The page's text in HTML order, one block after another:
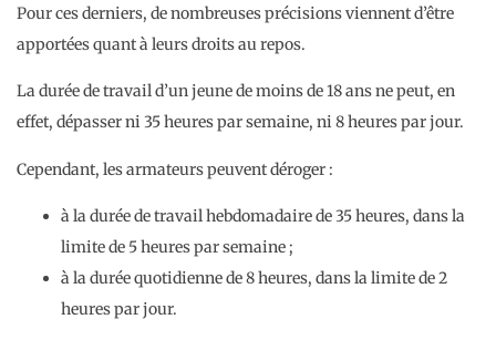
Pour ces derniers, de nombreuses précisions viennent d’être
apportées quant à leurs droits au repos.
La durée de travail d’un jeune de moins de 18 ans ne peut, en
effet, dépasser ni 35 heures par semaine, ni 8 heures par jour.
Cependant, les armateurs peuvent déroger :
à la durée de travail hebdomadaire de 35 heures, dans la
limite de 5 heures par semaine ;
à la durée quotidienne de 8 heures, dans la limite de 2
heures par jour.